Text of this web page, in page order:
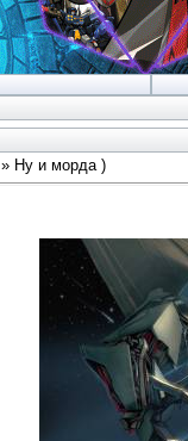
» Ну и морда )